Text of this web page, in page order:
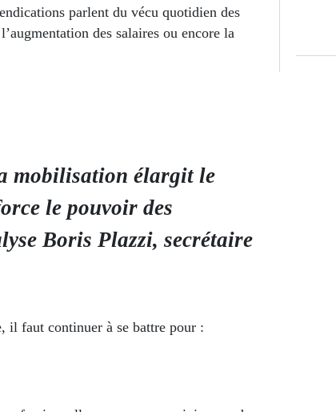
parlent du vécu quotidien des
des salaires ou encore la
mobilisation élargit le
le pouvoir des
Boris Plazzi, secrétaire
il faut continuer à se battre pour :